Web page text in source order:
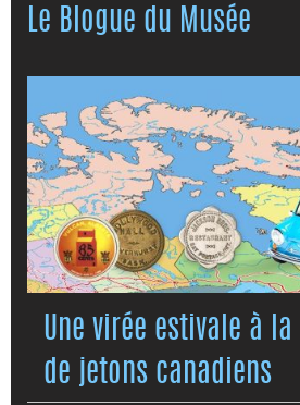
Le Blogue du Musée
Une virée estivale à la
de jetons canadiens